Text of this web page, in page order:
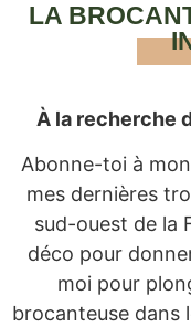
LA
À la recherche
Abonne-toi à
mes dernières
sud-ouest de la
déco pour
moi pour
brocanteuse dans